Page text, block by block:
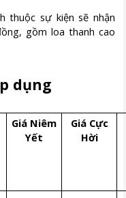
thuộc sự kiện sẽ nhận
gồm loa thanh cao
dụng
Giá Niêm
Yết
Giá Cực
Hời